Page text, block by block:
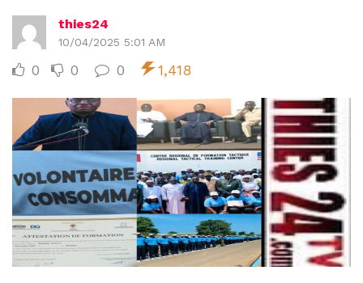
thies24
10/04/2025 5:01 AM
0 0 0 1,418